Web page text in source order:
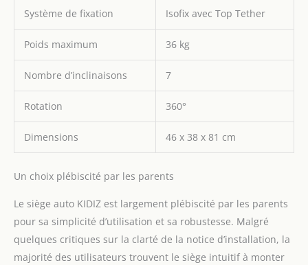
siège-auto de la marque
KIDIZ est très facilement
machine à 30°C. La coque
qualité se nettoie
facilement avec un
chiffon humide. L'insert
de réduction Dry-Seat
respirant assure une
assise confortable. Un
protège votre enfant des
les chaudes journées
d'été et transforme ainsi
les longs trajets en un
voyage agréable.
Système de fixation Isofix avec Top Tether
Poids maximum 36 kg
Nombre d’inclinaisons 7
Rotation 360°
Dimensions 46 x 38 x 81 cm
Un choix plébiscité par les parents
Le siège auto KIDIZ est largement plébiscité par les parents
pour sa simplicité d’utilisation et sa robustesse. Malgré
quelques critiques sur la clarté de la notice d’installation, la
majorité des utilisateurs trouvent le siège intuitif à monter